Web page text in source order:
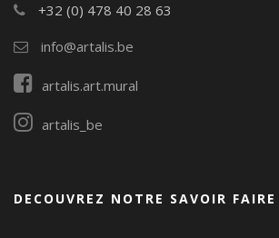
+32 (0) 478 40 28 63
info@artalis.be
artalis.art.mural
artalis_be
DECOUVREZ NOTRE SAVOIR FAIRE